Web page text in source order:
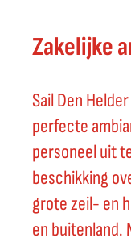
Zakelijke
Sail Den
perfecte
personeel uit
beschikking
grote zeil- en
en buitenland.